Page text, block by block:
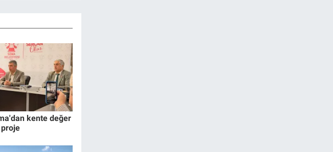
kente değer